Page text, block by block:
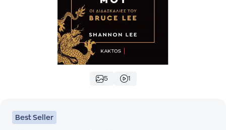
5 1
Best Seller